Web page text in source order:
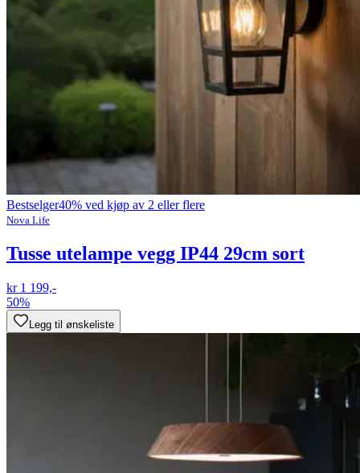
Bestselger40% ved kjøp av 2 eller flere
Nova Life
Tusse utelampe vegg IP44 29cm sort
kr 1 199,-
50%
Legg til ønskeliste